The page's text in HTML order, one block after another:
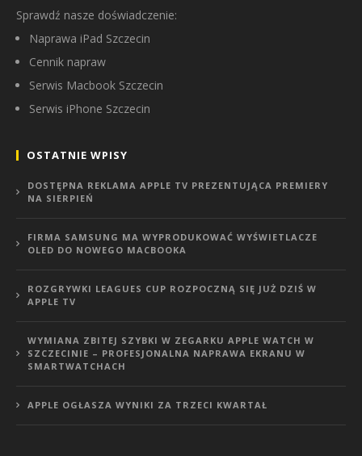
Sprawdź nasze doświadczenie:
Naprawa iPad Szczecin
Cennik napraw
Serwis Macbook Szczecin
Serwis iPhone Szczecin
OSTATNIE WPISY
DOSTĘPNA REKLAMA APPLE TV PREZENTUJĄCA PREMIERY
NA SIERPIEŃ
FIRMA SAMSUNG MA WYPRODUKOWAĆ WYŚWIETLACZE
OLED DO NOWEGO MACBOOKA
ROZGRYWKI LEAGUES CUP ROZPOCZNĄ SIĘ JUŻ DZIŚ W
APPLE TV
WYMIANA ZBITEJ SZYBKI W ZEGARKU APPLE WATCH W
SZCZECINIE – PROFESJONALNA NAPRAWA EKRANU W
SMARTWATCHACH
APPLE OGŁASZA WYNIKI ZA TRZECI KWARTAŁ